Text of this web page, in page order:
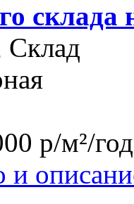
склада
Склад
р/м²/год
и